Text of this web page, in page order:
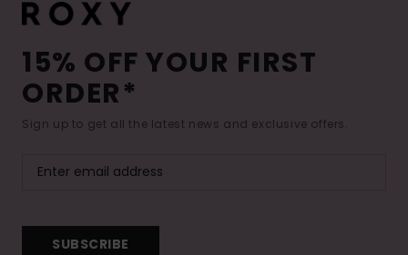
15% OFF YOUR FIRST
ORDER*
Sign up to get all the latest news and exclusive offers.
SUBSCRIBE